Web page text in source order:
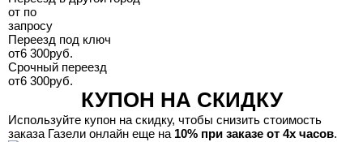
от по
запросу
Переезд под ключ
от6 300руб.
Срочный переезд
от6 300руб.
КУПОН НА СКИДКУ
Используйте купон на скидку, чтобы снизить стоимость
заказа Газели онлайн еще на 10% при заказе от 4х часов.